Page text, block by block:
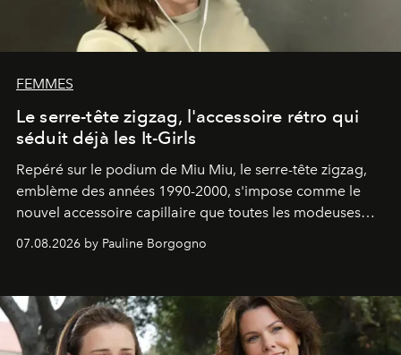
FEMMES
Le serre-tête zigzag, l'accessoire rétro qui
séduit déjà les It-Girls
Repéré sur le podium de Miu Miu, le serre-tête zigzag,
emblème des années 1990-2000, s'impose comme le
nouvel accessoire capillaire que toutes les modeuses
s'arrachent déjà.
07.08.2026 by Pauline Borgogno